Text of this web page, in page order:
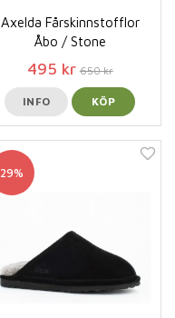
Axelda Fårskinnstofflor
Åbo / Stone
495 kr 650 kr
INFO KÖP
29%